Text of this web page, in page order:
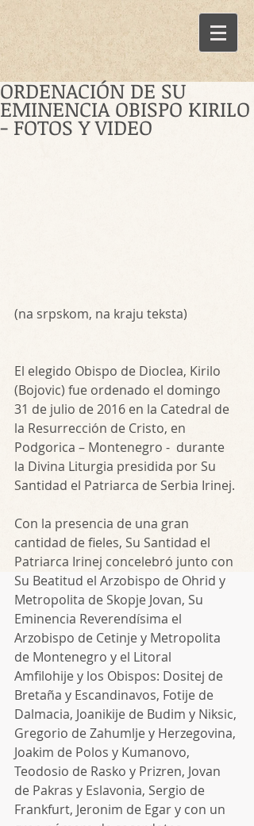
ORDENACIÓN DE SU
EMINENCIA OBISPO KIRILO
- FOTOS Y VIDEO
(na srpskom, na kraju teksta)
El elegido Obispo de Dioclea, Kirilo
(Bojovic) fue ordenado el domingo
31 de julio de 2016 en la Catedral de
la Resurrección de Cristo, en
Podgorica – Montenegro -  durante
la Divina Liturgia presidida por Su
Santidad el Patriarca de Serbia Irinej.
Con la presencia de una gran
cantidad de fieles, Su Santidad el
Patriarca Irinej concelebró junto con
Su Beatitud el Arzobispo de Ohrid y
Metropolita de Skopje Jovan, Su
Eminencia Reverendísima el
Arzobispo de Cetinje y Metropolita
de Montenegro y el Litoral
Amfilohije y los Obispos: Dositej de
Bretaña y Escandinavos, Fotije de
Dalmacia, Joanikije de Budim y Niksic,
Gregorio de Zahumlje y Herzegovina,
Joakim de Polos y Kumanovo,
Teodosio de Rasko y Prizren, Jovan
de Pakras y Eslavonia, Sergio de
Frankfurt, Jeronim de Egar y con un